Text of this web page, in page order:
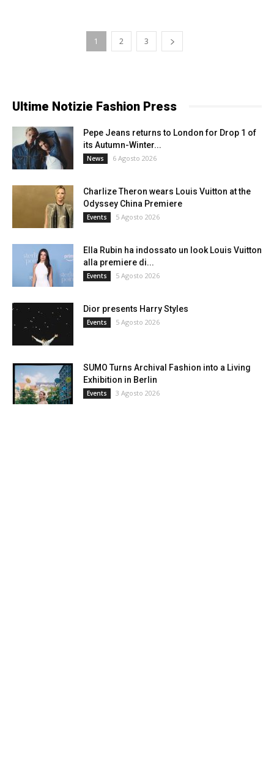
1 2 3
Ultime Notizie Fashion Press
Pepe Jeans returns to London for Drop 1 of
its Autumn-Winter...
News 6 Agosto 2026
Charlize Theron wears Louis Vuitton at the
Odyssey China Premiere
Events 5 Agosto 2026
Ella Rubin ha indossato un look Louis Vuitton
alla premiere di...
Events 5 Agosto 2026
Dior presents Harry Styles
Events 5 Agosto 2026
SUMO Turns Archival Fashion into a Living
Exhibition in Berlin
Events 3 Agosto 2026